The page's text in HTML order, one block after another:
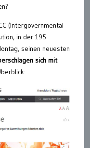
(Intergovernmental
in der 195
seinen neuesten
sich mit